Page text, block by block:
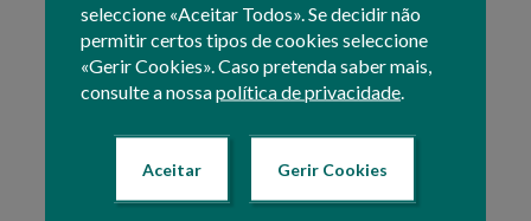
seleccione «Aceitar Todos». Se decidir não
permitir certos tipos de cookies seleccione
«Gerir Cookies». Caso pretenda saber mais,
consulte a nossapolítica de privacidade
Aceitar Gerir Cookies
Novas autorizações de plantação, são autorizações
atribuídas anualmente, sendo obrigatório submeter
uma candidatura na plataforma SIVV, durante o
período de 1 de abril e 15 de maio, de cada ano.
A distribuição é feita por aplicação das regras
publicadas por despacho da tutela até 1 de março de
cada ano, sendo a decisão comunicada até 1 de